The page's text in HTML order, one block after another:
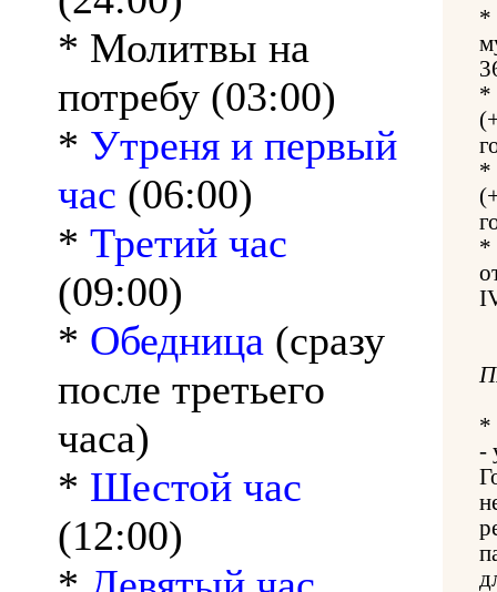
* Молитвы на
потребу (03:00)
* Утреня и первый
час (06:00)
* Третий час
(09:00)
* Обедница (сразу
после третьего
часа)
* Шестой час
(12:00)
*
*
*
*
*
-